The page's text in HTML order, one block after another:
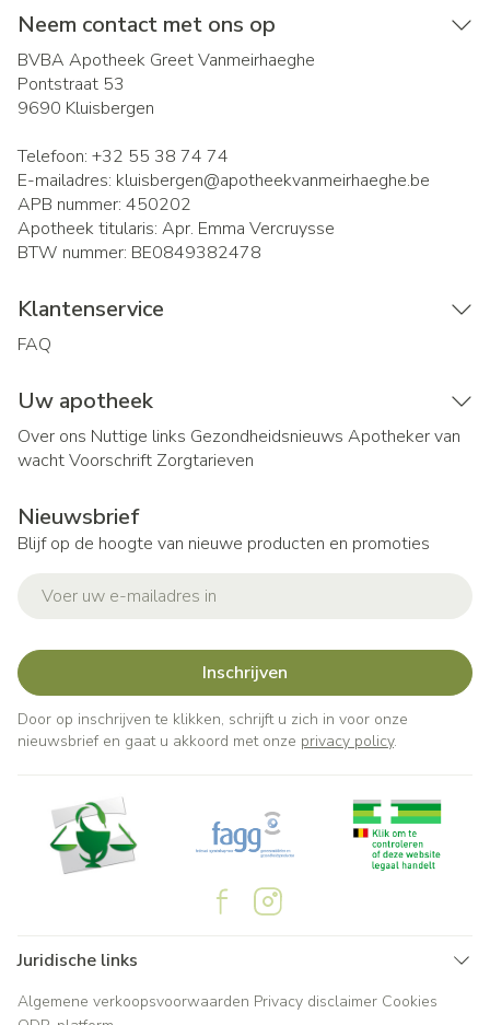
Neem contact met ons op
BVBA Apotheek Greet Vanmeirhaeghe
Pontstraat 53
9690 Kluisbergen
Telefoon: +32 55 38 74 74
E-mailadres: kluisbergen@apotheekvanmeirhaeghe.be
APB nummer: 450202
Apotheek titularis: Apr. Emma Vercruysse
BTW nummer: BE0849382478
Klantenservice
FAQ
Uw apotheek
Over ons Nuttige links Gezondheidsnieuws Apotheker van
wachtVoorschrift Zorgtarieven
Nieuwsbrief
Blijf op de hoogte van nieuwe producten en promoties
Inschrijven
Door op inschrijven te klikken, schrijft u zich in voor onze
nieuwsbrief en gaat u akkoord met onze privacy policy.
Juridische links
Algemene verkoopsvoorwaarden Privacy disclaimer Cookies